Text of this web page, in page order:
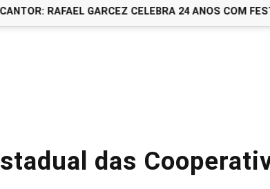
RAFAEL GARCEZ CELEBRA 24 ANOS COM
das